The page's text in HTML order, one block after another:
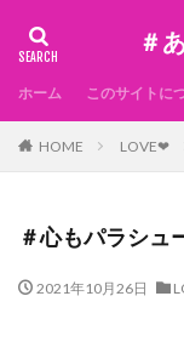
＃
ホーム このサイトに
HOME LOVE❤
＃心もパラシュ
2021年10月26日